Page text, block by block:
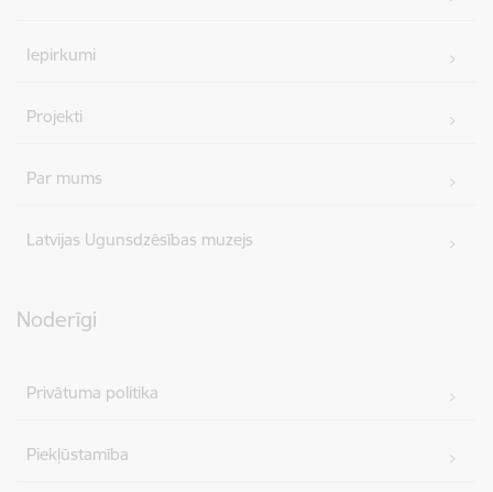
Iepirkumi
Projekti
Par mums
Latvijas Ugunsdzēsības muzejs
Noderīgi
Privātuma politika
Piekļūstamība